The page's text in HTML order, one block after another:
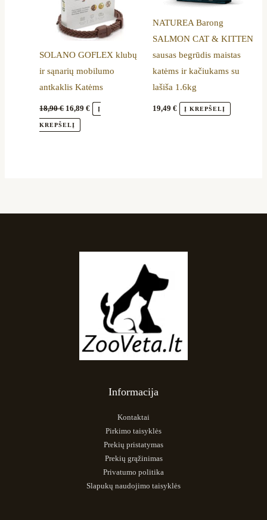
SOLANO GOFLEX klubų
ir sąnarių mobilumo
antkaklis Katėms
18,90€ 16,89€ Į
KREPŠELĮ
NATUREA Barong
SALMON CAT & KITTEN
sausas begrūdis maistas
katėms ir kačiukams su
lašiša 1.6kg
19,49 € Į KREPŠELĮ
Informacija
Kontaktai
Pirkimo taisyklės
Prekių pristatymas
Prekių grąžinimas
Privatumo politika
Slapukų naudojimo taisyklės